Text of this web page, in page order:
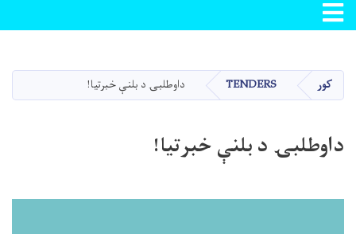
دانګل
Toggle navigation
کور TENDERS داوطلبۍ د بلنې خبرتیا!
داوطلبۍ د بلنې خبرتیا!